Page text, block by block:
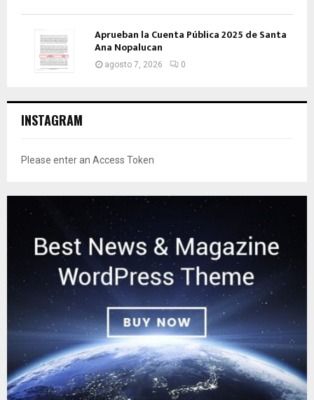
Aprueban la Cuenta Pública 2025 de Santa
Ana Nopalucan
agosto 7, 2026 0
INSTAGRAM
Please enter an Access Token